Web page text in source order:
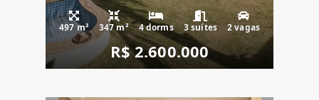
497 m² 347 m² 4 dorms 3 suítes 2 vagas
R$ 2.600.000